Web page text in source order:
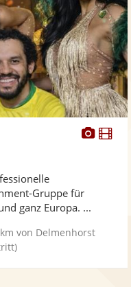
Gruppe für
ganz Europa. ...
von Delmenhorst